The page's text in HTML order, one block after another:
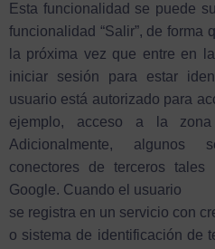
Esta funcionalidad se puede
funcionalidad “Salir”, de forma
la próxima vez que entre en
iniciar sesión para estar
usuario está autorizado para
ejemplo, acceso a la zona
Adicionalmente, algunos
conectores de terceros
Google. Cuando el usuario
se registra en un servicio con
o sistema de identificación de